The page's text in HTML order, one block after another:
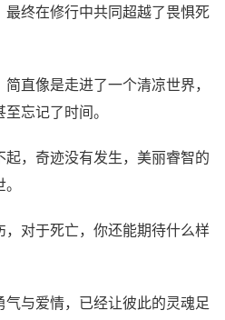
终在修行中共同超越了畏惧死
直像是走进了一个清凉世界，
忘记了时间。
起，奇迹没有发生，美丽睿智的
，对于死亡，你还能期待什么样
与爱情，已经让彼此的灵魂足